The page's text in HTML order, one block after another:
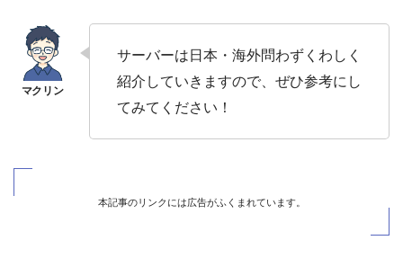
サーバーは日本・海外問わずくわしく
紹介していきますので、ぜひ参考にし
てみてください！
本記事のリンクには広告がふくまれています。